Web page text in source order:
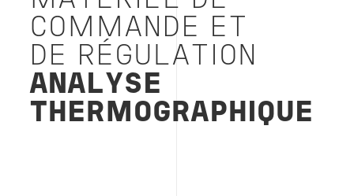
COMMANDE ET
DE RÉGULATION
ANALYSE
THERMOGRAPHIQUE